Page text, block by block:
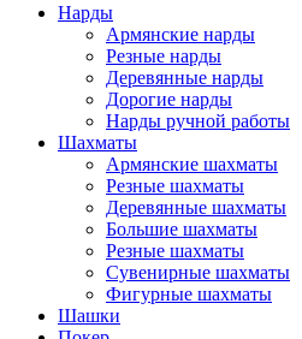
Нарды
Армянские нарды
Резные нарды
Деревянные нарды
Дорогие нарды
Нарды ручной работы
Шахматы
Армянские шахматы
Резные шахматы
Деревянные шахматы
Большие шахматы
Резные шахматы
Сувенирные шахматы
Фигурные шахматы
Шашки